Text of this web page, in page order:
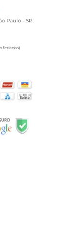
Paulo - SP
feriados)